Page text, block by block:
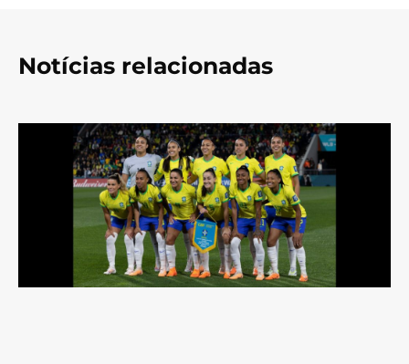
Notícias relacionadas